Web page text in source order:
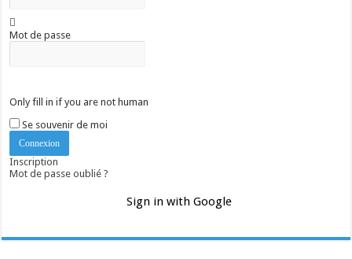
Mot de passe
Only fill in if you are not human
Se souvenir de moi
Inscription
Mot de passe oublié ?
Sign in with Google